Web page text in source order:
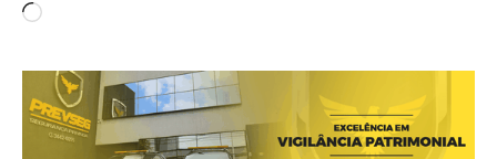
C
r
r
e